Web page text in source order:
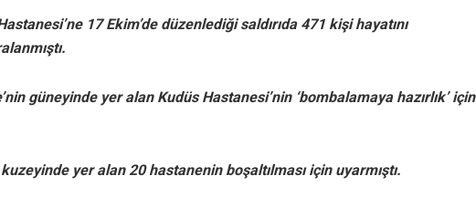
17 Ekim’de düzenlediği saldırıda 471 kişi hayatını
güneyinde yer alan Kudüs Hastanesi’nin ‘bombalamaya hazırlık’ için
yer alan 20 hastanenin boşaltılması için uyarmıştı.